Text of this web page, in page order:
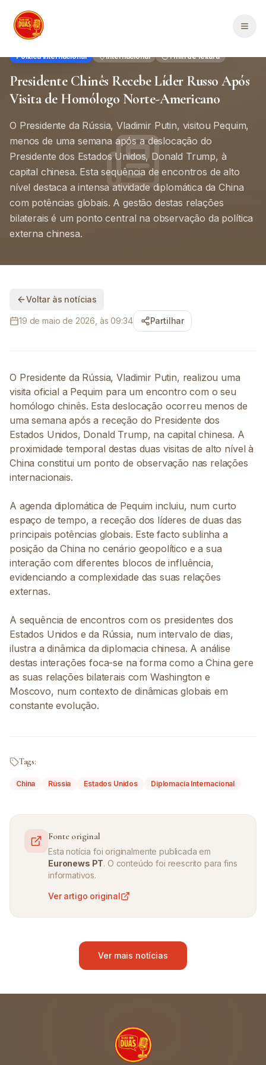
Política Internacional Internacional 1min de leitura
Presidente Chinês Recebe Líder Russo Após
Visita de Homólogo Norte-Americano
O Presidente da Rússia, Vladimir Putin, visitou Pequim,
menos de uma semana após a deslocação do
Presidente dos Estados Unidos, Donald Trump, à
capital chinesa. Esta sequência de encontros de alto
nível destaca a intensa atividade diplomática da China
com potências globais. A gestão destas relações
bilaterais é um ponto central na observação da política
externa chinesa.
Voltar às notícias
19 de maio de 2026, às 09:34 Partilhar
O Presidente da Rússia, Vladimir Putin, realizou uma
visita oficial a Pequim para um encontro com o seu
homólogo chinês. Esta deslocação ocorreu menos de
uma semana após a receção do Presidente dos
Estados Unidos, Donald Trump, na capital chinesa. A
proximidade temporal destas duas visitas de alto nível à
China constitui um ponto de observação nas relações
internacionais.
A agenda diplomática de Pequim incluiu, num curto
espaço de tempo, a receção dos líderes de duas das
principais potências globais. Este facto sublinha a
posição da China no cenário geopolítico e a sua
interação com diferentes blocos de influência,
evidenciando a complexidade das suas relações
externas.
A sequência de encontros com os presidentes dos
Estados Unidos e da Rússia, num intervalo de dias,
ilustra a dinâmica da diplomacia chinesa. A análise
destas interações foca-se na forma como a China gere
as suas relações bilaterais com Washington e
Moscovo, num contexto de dinâmicas globais em
constante evolução.
Tags:
China Rússia Estados Unidos Diplomacia Internacional
Fonte original
Esta notícia foi originalmente publicada em
Euronews PT. O conteúdo foi reescrito para fins
informativos.
Ver artigo original
Ver mais notícias